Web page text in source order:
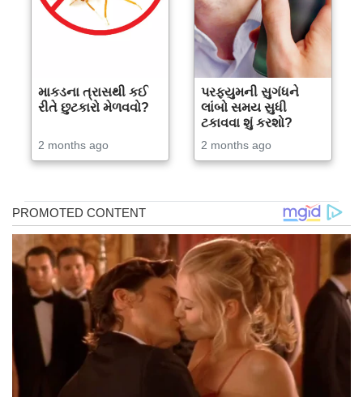
માકડના ત્રાસથી કઈ
રીતે છુટકારો મેળવવો?
2 months ago
પરફ્યુમની સુગંધને
લાંબો સમય સુધી
ટકાવવા શું કરશો?
2 months ago